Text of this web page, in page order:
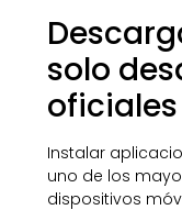
solo
oficiales
Instalar
uno de los
dispositivos